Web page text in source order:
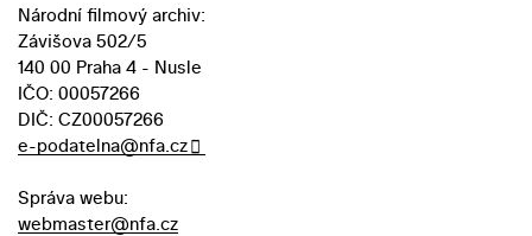
Národní filmový archiv:
Závišova 502/5
140 00 Praha 4 - Nusle
IČO: 00057266
DIČ: CZ00057266
e-podatelna@nfa.cz
Správa webu:
webmaster@nfa.cz